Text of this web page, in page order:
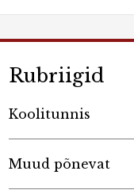
Rubriigid
Koolitunnis
Muud põnevat